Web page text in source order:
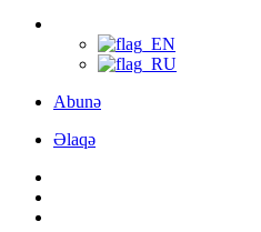
Abunə
Əlaqə